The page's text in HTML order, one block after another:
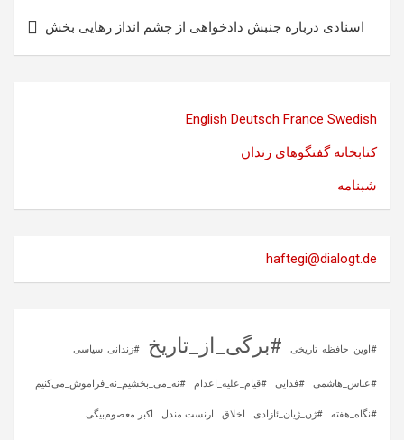
اسنادی درباره جنبش دادخواهی از ‏چشم انداز رهايی بخش
English Deutsch France Swedish
کتابخانه گفتگوهای زندان
شبنامه
haftegi@dialogt.de
#اوین_حافظه_تاریخی #برگی_از_تاریخ #زندانی_سیاسی
#عباس_هاشمی #فدایی #قیام_علیه_اعدام #نه_می_بخشیم_نه_فراموش_می‌کنیم
#نگاه_هفته #ژن_ژیان_ئازادی اخلاق ارنست مندل اکبر معصوم‌بیگی